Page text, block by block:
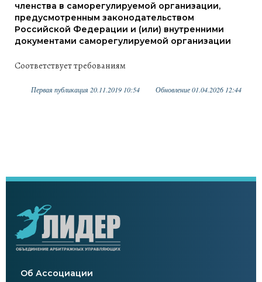
членства в саморегулируемой организации,
предусмотренным законодательством
Российской Федерации и (или) внутренними
документами саморегулируемой организации
Соответствует требованиям
Первая публикация 20.11.2019 10:54 Обновление 01.04.2026 12:44
Об Ассоциации